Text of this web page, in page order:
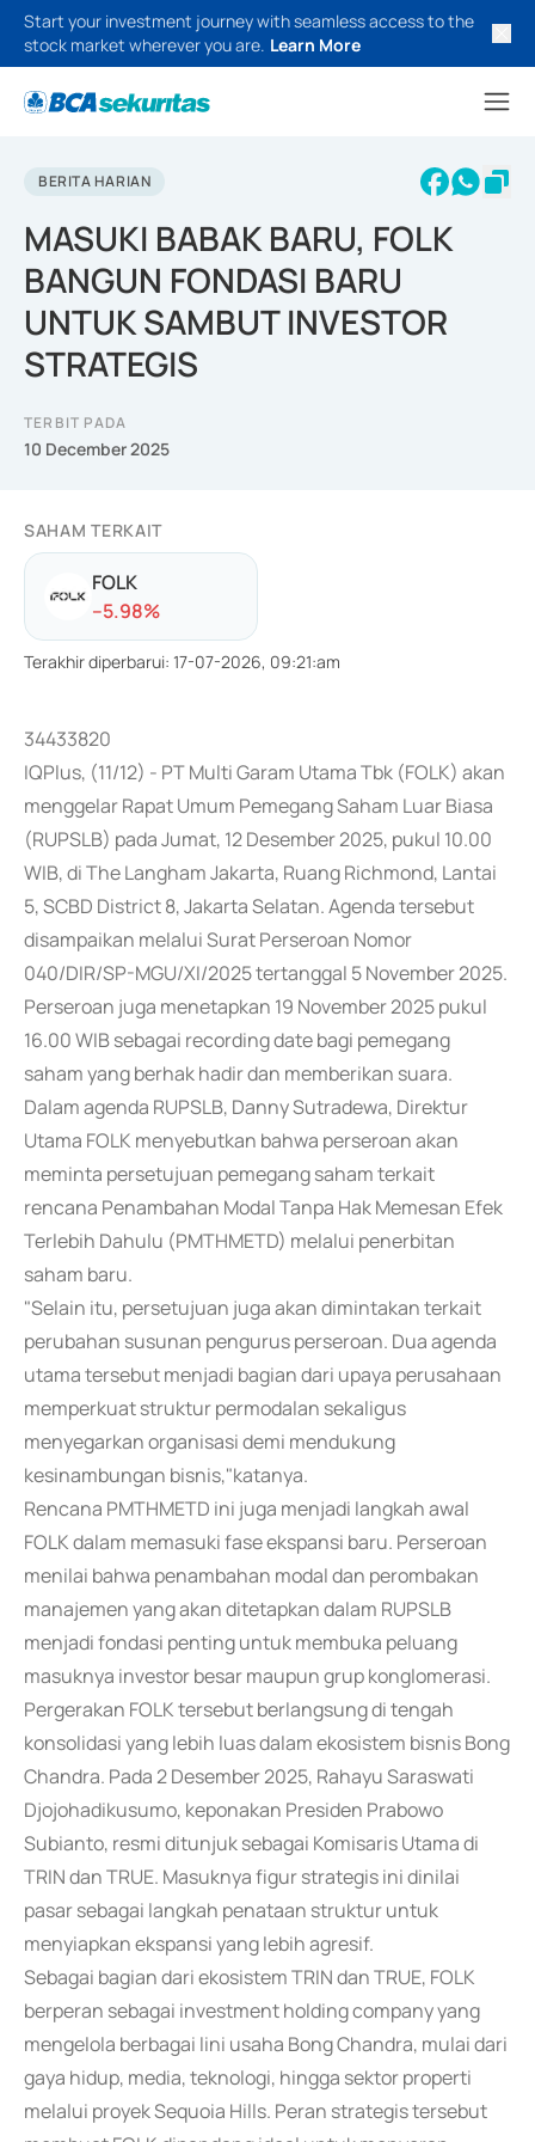
Start your investment journey with seamless access to the
stock market wherever you are. Learn More
BERITA HARIAN
MASUKI BABAK BARU, FOLK
BANGUN FONDASI BARU
UNTUK SAMBUT INVESTOR
STRATEGIS
TERBIT PADA
10 December 2025
SAHAM TERKAIT
FOLK
--5.98%
Terakhir diperbarui: 17-07-2026, 09:21:am
34433820
IQPlus, (11/12) - PT Multi Garam Utama Tbk (FOLK) akan
menggelar Rapat Umum Pemegang Saham Luar Biasa
(RUPSLB) pada Jumat, 12 Desember 2025, pukul 10.00
WIB, di The Langham Jakarta, Ruang Richmond, Lantai
5, SCBD District 8, Jakarta Selatan. Agenda tersebut
disampaikan melalui Surat Perseroan Nomor
040/DIR/SP-MGU/XI/2025 tertanggal 5 November 2025.
Perseroan juga menetapkan 19 November 2025 pukul
16.00 WIB sebagai recording date bagi pemegang
saham yang berhak hadir dan memberikan suara.
Dalam agenda RUPSLB, Danny Sutradewa, Direktur
Utama FOLK menyebutkan bahwa perseroan akan
meminta persetujuan pemegang saham terkait
rencana Penambahan Modal Tanpa Hak Memesan Efek
Terlebih Dahulu (PMTHMETD) melalui penerbitan
saham baru.
"Selain itu, persetujuan juga akan dimintakan terkait
perubahan susunan pengurus perseroan. Dua agenda
utama tersebut menjadi bagian dari upaya perusahaan
memperkuat struktur permodalan sekaligus
menyegarkan organisasi demi mendukung
kesinambungan bisnis,"katanya.
Rencana PMTHMETD ini juga menjadi langkah awal
FOLK dalam memasuki fase ekspansi baru. Perseroan
menilai bahwa penambahan modal dan perombakan
manajemen yang akan ditetapkan dalam RUPSLB
menjadi fondasi penting untuk membuka peluang
masuknya investor besar maupun grup konglomerasi.
Pergerakan FOLK tersebut berlangsung di tengah
konsolidasi yang lebih luas dalam ekosistem bisnis Bong
Chandra. Pada 2 Desember 2025, Rahayu Saraswati
Djojohadikusumo, keponakan Presiden Prabowo
Subianto, resmi ditunjuk sebagai Komisaris Utama di
TRIN dan TRUE. Masuknya figur strategis ini dinilai
pasar sebagai langkah penataan struktur untuk
menyiapkan ekspansi yang lebih agresif.
Sebagai bagian dari ekosistem TRIN dan TRUE, FOLK
berperan sebagai investment holding company yang
mengelola berbagai lini usaha Bong Chandra, mulai dari
gaya hidup, media, teknologi, hingga sektor properti
melalui proyek Sequoia Hills. Peran strategis tersebut